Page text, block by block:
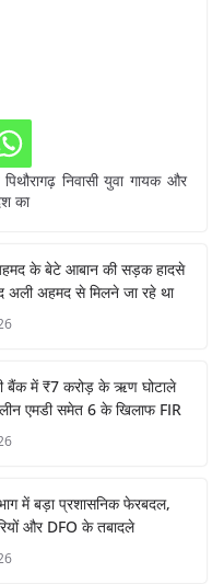
निवासी युवा गायक और
का
के बेटे आबान की सड़क हादसे
अली अहमद से मिलने जा रहे था
बैंक में ₹7 करोड़ के ऋण घोटाले
एमडी समेत 6 के खिलाफ FIR
में बड़ा प्रशासनिक फेरबदल,
और DFO के तबादले